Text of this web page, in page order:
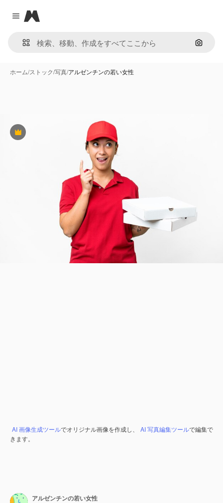
Close menu
Magnific
画像で
ホーム/ストック/写真/アルゼンチンの若い女性
Premium
AI 画像生成ツールでオリジナル画像を作成し、 AI 写真編集ツールで編集で
きます。
アルゼンチンの若い女性